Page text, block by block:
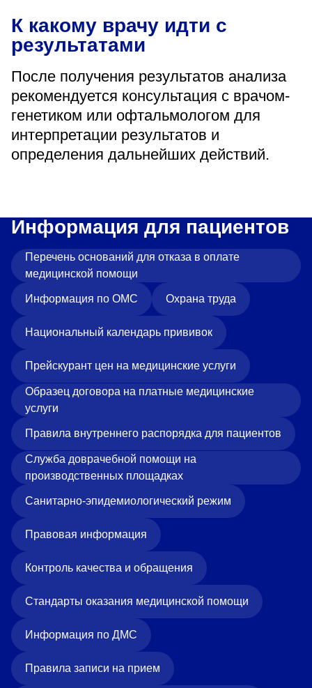
К какому врачу идти с
результатами
После получения результатов анализа
рекомендуется консультация с врачом-
генетиком или офтальмологом для
интерпретации результатов и
определения дальнейших действий.
Информация для пациентов
Перечень оснований для отказа в оплате
медицинской помощи
Информация по ОМС Охрана труда
Национальный календарь прививок
Прейскурант цен на медицинские услуги
Образец договора на платные медицинские
услуги
Правила внутреннего распорядка для пациентов
Служба доврачебной помощи на
производственных площадках
Санитарно-эпидемиологический режим
Правовая информация
Контроль качества и обращения
Стандарты оказания медицинской помощи
Информация по ДМС
Правила записи на прием